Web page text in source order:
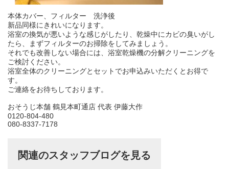
本体カバー、フィルター 洗浄後
新品同様にきれいになります。
浴室の換気が悪いような感じがしたり、乾燥中にカビの臭いがし
たら、まずフィルターのお掃除をしてみましょう。
それでも改善しない場合には、浴室乾燥機の分解クリーニングを
ご検討ください。
浴室全体のクリーニングとセットでお申込みいただくとお得で
す。
ご連絡をお待ちしております。
おそうじ本舗 鶴見本町通店 代表 伊藤大作
0120-804-480
080-8337-7178
関連のスタッフブログを見る